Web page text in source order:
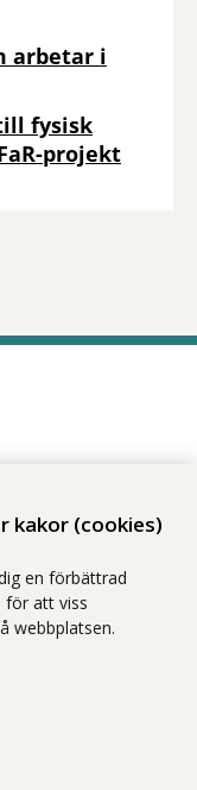
kakor (cookies)
en förbättrad
för att viss
webbplatsen.
arbetar i
fysisk
projekt
erbjuder hälso- och